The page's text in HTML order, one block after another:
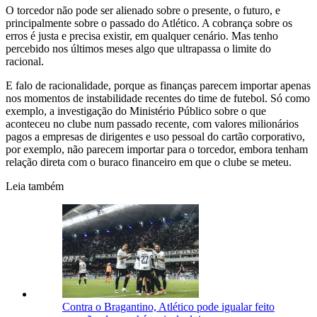
O torcedor não pode ser alienado sobre o presente, o futuro, e
principalmente sobre o passado do Atlético. A cobrança sobre os
erros é justa e precisa existir, em qualquer cenário. Mas tenho
percebido nos últimos meses algo que ultrapassa o limite do
racional.
E falo de racionalidade, porque as finanças parecem importar apenas
nos momentos de instabilidade recentes do time de futebol. Só como
exemplo, a investigação do Ministério Público sobre o que
aconteceu no clube num passado recente, com valores milionários
pagos a empresas de dirigentes e uso pessoal do cartão corporativo,
por exemplo, não parecem importar para o torcedor, embora tenham
relação direta com o buraco financeiro em que o clube se meteu.
Leia também
Contra o Bragantino, Atlético pode igualar feito